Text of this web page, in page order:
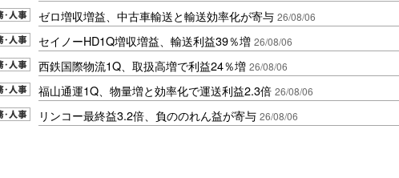
ゼロ増収増益、中古車輸送と輸送効率化が寄与 26/08/06
セイノーHD1Q増収増益、輸送利益39％増 26/08/06
西鉄国際物流1Q、取扱高増で利益24％増 26/08/06
福山通運1Q、物量増と効率化で運送利益2.3倍 26/08/06
リンコー最終益3.2倍、負ののれん益が寄与 26/08/06